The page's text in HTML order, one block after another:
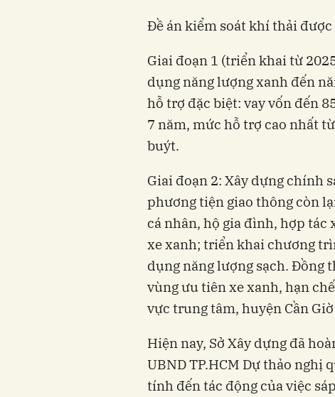
Đề án kiểm soát khí thải
Giai đoạn 1 (triển khai từ
dụng năng lượng xanh đến
hỗ trợ đặc biệt: vay vốn đến
7 năm, mức hỗ trợ cao nhất
buýt.
Giai đoạn 2: Xây dựng chính
phương tiện giao thông còn
cá nhân, hộ gia đình, hợp tác
xe xanh; triển khai chương
dụng năng lượng sạch. Đồng
vùng ưu tiên xe xanh, hạn
vực trung tâm, huyện Cần Giờ
Hiện nay, Sở Xây dựng đã
UBND TP.HCM Dự thảo nghị
tính đến tác động của việc